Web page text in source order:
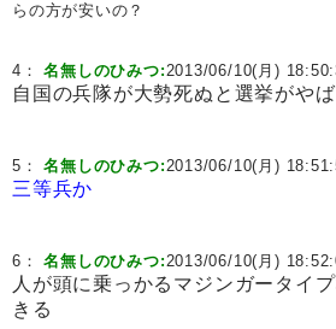
らの方が安いの？
4：名無しのひみつ:2013/06/10(月)
自国の兵隊が大勢死ぬと選挙がや
5：名無しのひみつ:2013/06/10(月)
三等兵か
6：名無しのひみつ:2013/06/10(月)
人が頭に乗っかるマジンガータイ
きる